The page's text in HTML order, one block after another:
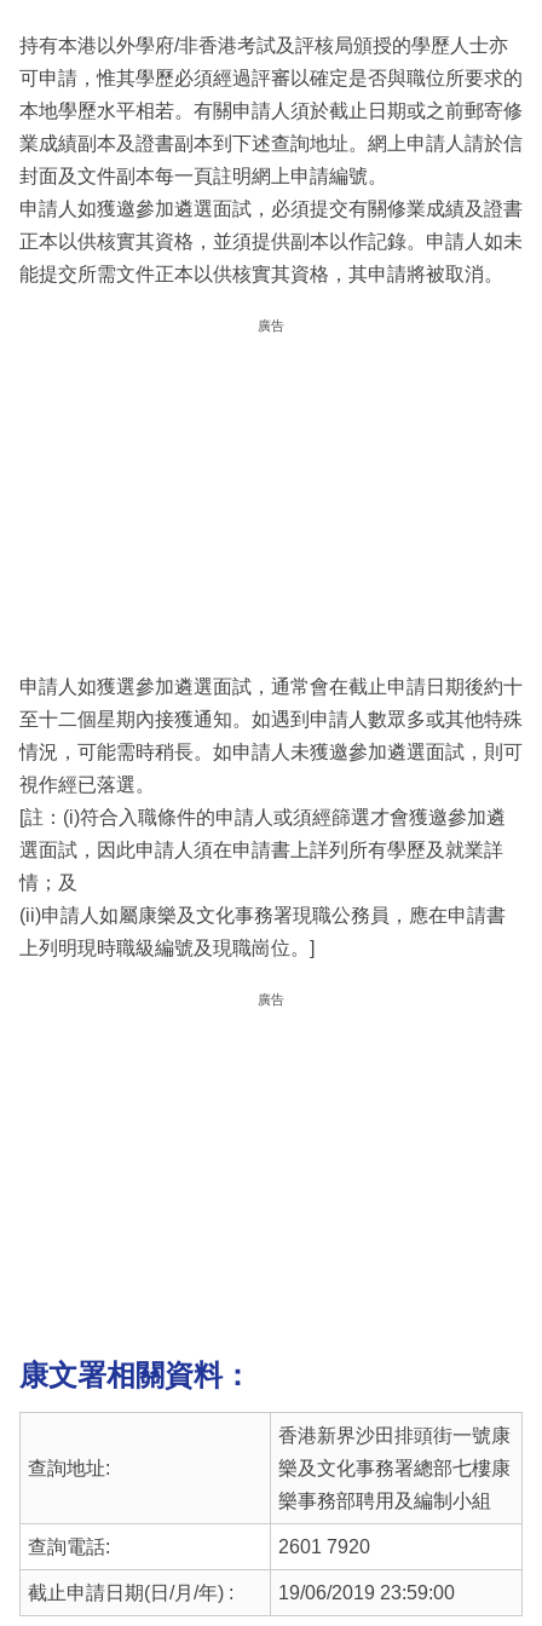
持有本港以外學府/非香港考試及評核局頒授的學歷人士亦
可申請，惟其學歷必須經過評審以確定是否與職位所要求的
本地學歷水平相若。有關申請人須於截止日期或之前郵寄修
業成績副本及證書副本到下述查詢地址。網上申請人請於信
封面及文件副本每一頁註明網上申請編號。
申請人如獲邀參加遴選面試，必須提交有關修業成績及證書
正本以供核實其資格，並須提供副本以作記錄。申請人如未
能提交所需文件正本以供核實其資格，其申請將被取消。
廣告
申請人如獲選參加遴選面試，通常會在截止申請日期後約十
至十二個星期內接獲通知。如遇到申請人數眾多或其他特殊
情況，可能需時稍長。如申請人未獲邀參加遴選面試，則可
視作經已落選。
[註：(i)符合入職條件的申請人或須經篩選才會獲邀參加遴
選面試，因此申請人須在申請書上詳列所有學歷及就業詳
情；及
(ii)申請人如屬康樂及文化事務署現職公務員，應在申請書
上列明現時職級編號及現職崗位。]
廣告
康文署相關資料：
查詢地址:
香港新界沙田排頭街一號康
樂及文化事務署總部七樓康
樂事務部聘用及編制小組
查詢電話: 2601 7920
截止申請日期(日/月/年) : 19/06/2019 23:59:00